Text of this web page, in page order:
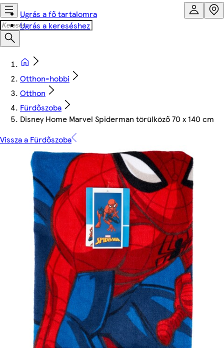
Ugrás a fő tartalomra
Ugrás a kereséshez
Otthon-hobbi
Otthon
Fürdőszoba
Disney Home Marvel Spiderman törülköző 70 x 140 cm
Vissza a Fürdőszoba